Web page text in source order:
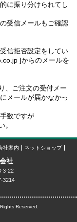
に振り分けられてし
受信メールもご確認
信拒否設定をしてい
]からのメールを
、ご注文の受付メー
メールが届かなかっ
数ですが
。
社案内 ネットショップ
社
3-22
3214
Reserved.